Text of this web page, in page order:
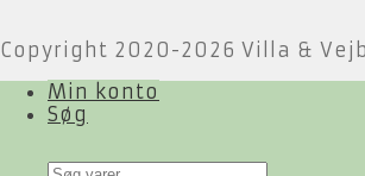
Copyright 2020-2026 Villa &
Min konto
Søg
Products